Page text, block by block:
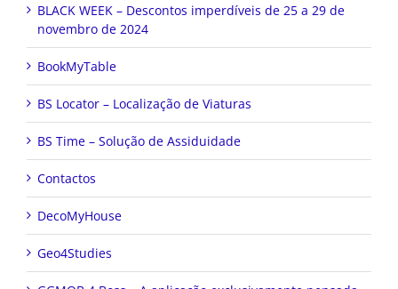
BLACK WEEK – Descontos imperdíveis de 25 a 29 de
novembro de 2024
BookMyTable
BS Locator – Localização de Viaturas
BS Time – Solução de Assiduidade
Contactos
DecoMyHouse
Geo4Studies